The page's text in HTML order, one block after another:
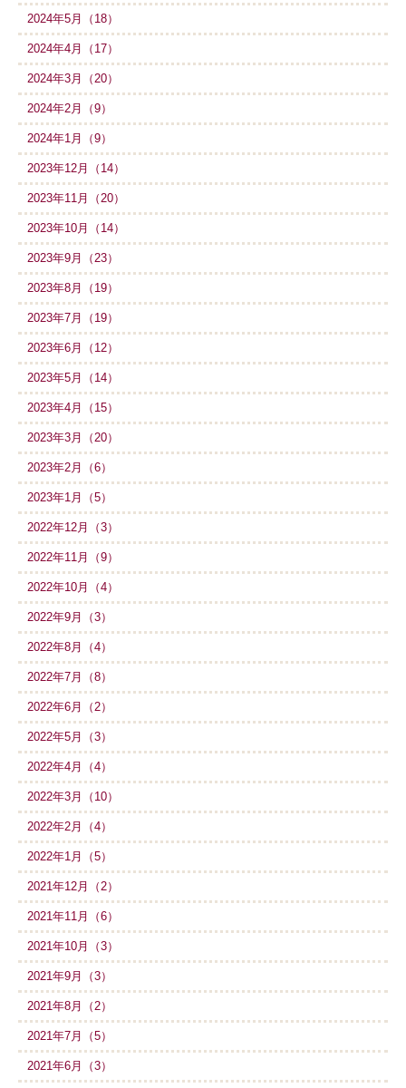
2024年5月（18）
2024年4月（17）
2024年3月（20）
2024年2月（9）
2024年1月（9）
2023年12月（14）
2023年11月（20）
2023年10月（14）
2023年9月（23）
2023年8月（19）
2023年7月（19）
2023年6月（12）
2023年5月（14）
2023年4月（15）
2023年3月（20）
2023年2月（6）
2023年1月（5）
2022年12月（3）
2022年11月（9）
2022年10月（4）
2022年9月（3）
2022年8月（4）
2022年7月（8）
2022年6月（2）
2022年5月（3）
2022年4月（4）
2022年3月（10）
2022年2月（4）
2022年1月（5）
2021年12月（2）
2021年11月（6）
2021年10月（3）
2021年9月（3）
2021年8月（2）
2021年7月（5）
2021年6月（3）